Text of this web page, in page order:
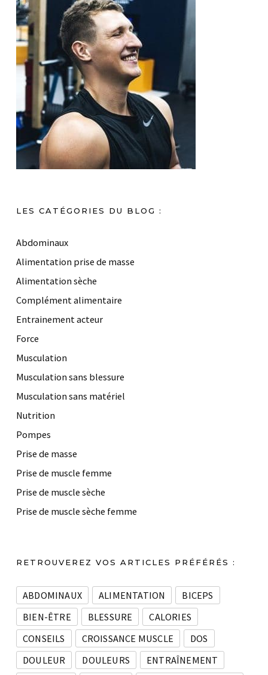
LES CATÉGORIES DU BLOG :
Abdominaux
Alimentation prise de masse
Alimentation sèche
Complément alimentaire
Entrainement acteur
Force
Musculation
Musculation sans blessure
Musculation sans matériel
Nutrition
Pompes
Prise de masse
Prise de muscle femme
Prise de muscle sèche
Prise de muscle sèche femme
RETROUVEREZ VOS ARTICLES PRÉFÉRÉS :
ABDOMINAUX ALIMENTATION
BICEPS
BIEN-ÊTRE
BLESSURE
CALORIES
CONSEILS
CROISSANCE MUSCLE
DOS
DOULEUR
DOULEURS
ENTRAÎNEMENT